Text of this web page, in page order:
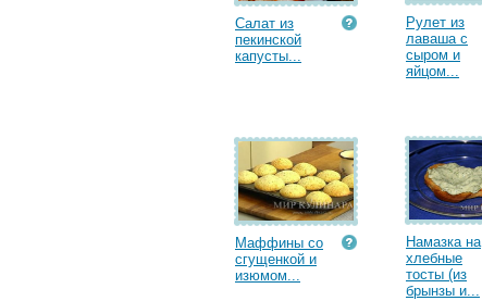
Салат из
пекинской
капусты...
Рулет из
лаваша с
сыром и
яйцом...
Маффины со
сгущенкой и
изюмом...
Намазка на
хлебные
тосты (из
брынзы и...